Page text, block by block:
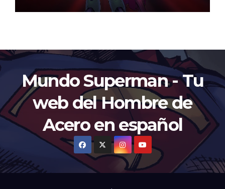
Mundo Superman - Tu
web del Hombre de
Acero en español